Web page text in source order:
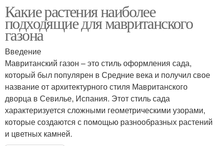
Какие растения наиболее
подходящие для мавританского
газона
Введение
Мавританский газон – это стиль оформления сада,
который был популярен в Средние века и получил свое
название от архитектурного стиля Мавританского
дворца в Севилье, Испания. Этот стиль сада
характеризуется сложными геометрическими узорами,
которые создаются с помощью разнообразных растений
и цветных камней.